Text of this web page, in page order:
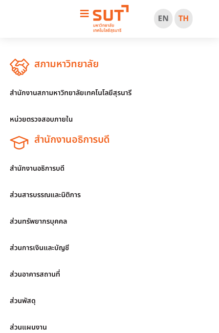
EN TH
สภามหาวิทยาลัย
สำนักงานสภามหาวิทยาลัยเทคโนโลยีสุรนารี
หน่วยตรวจสอบภายใน
สำนักงานอธิการบดี
สำนักงานอธิการบดี
ส่วนสารบรรณและนิติการ
ส่วนทรัพยากรบุคคล
ส่วนการเงินและบัญชี
ส่วนอาคารสถานที่
ส่วนพัสดุ
ส่วนแผนงาน